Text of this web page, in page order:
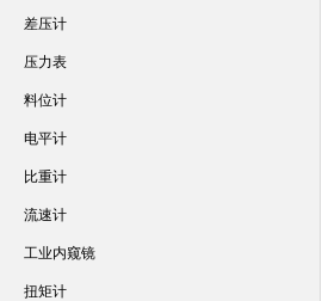
差压计
压力表
料位计
电平计
比重计
流速计
工业内窥镜
扭矩计